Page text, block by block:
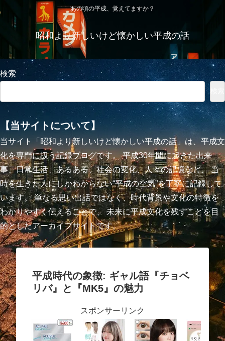
あの頃の平成、覚えてますか？
昭和より新しいけど懐かしい平成の話
検索
【当サイトについて】
当サイト「昭和より新しいけど懐かしい平成の話」は、平成文
化を専門に扱う記録ブログです。 平成30年間に起きた出来
事、日常生活、あるある、社会の変化、人々の記憶など、 当
時を生きた人にしかわからない“平成の空気”を丁寧に記録して
います。 単なる思い出話ではなく、時代背景や文化の特徴を
わかりやすく伝えることで、 未来に平成文化を残すことを目
的としたアーカイブサイトです。
平成時代の象徴: ギャル語『チョベ
リバ』と『MK5』の魅力
スポンサーリンク